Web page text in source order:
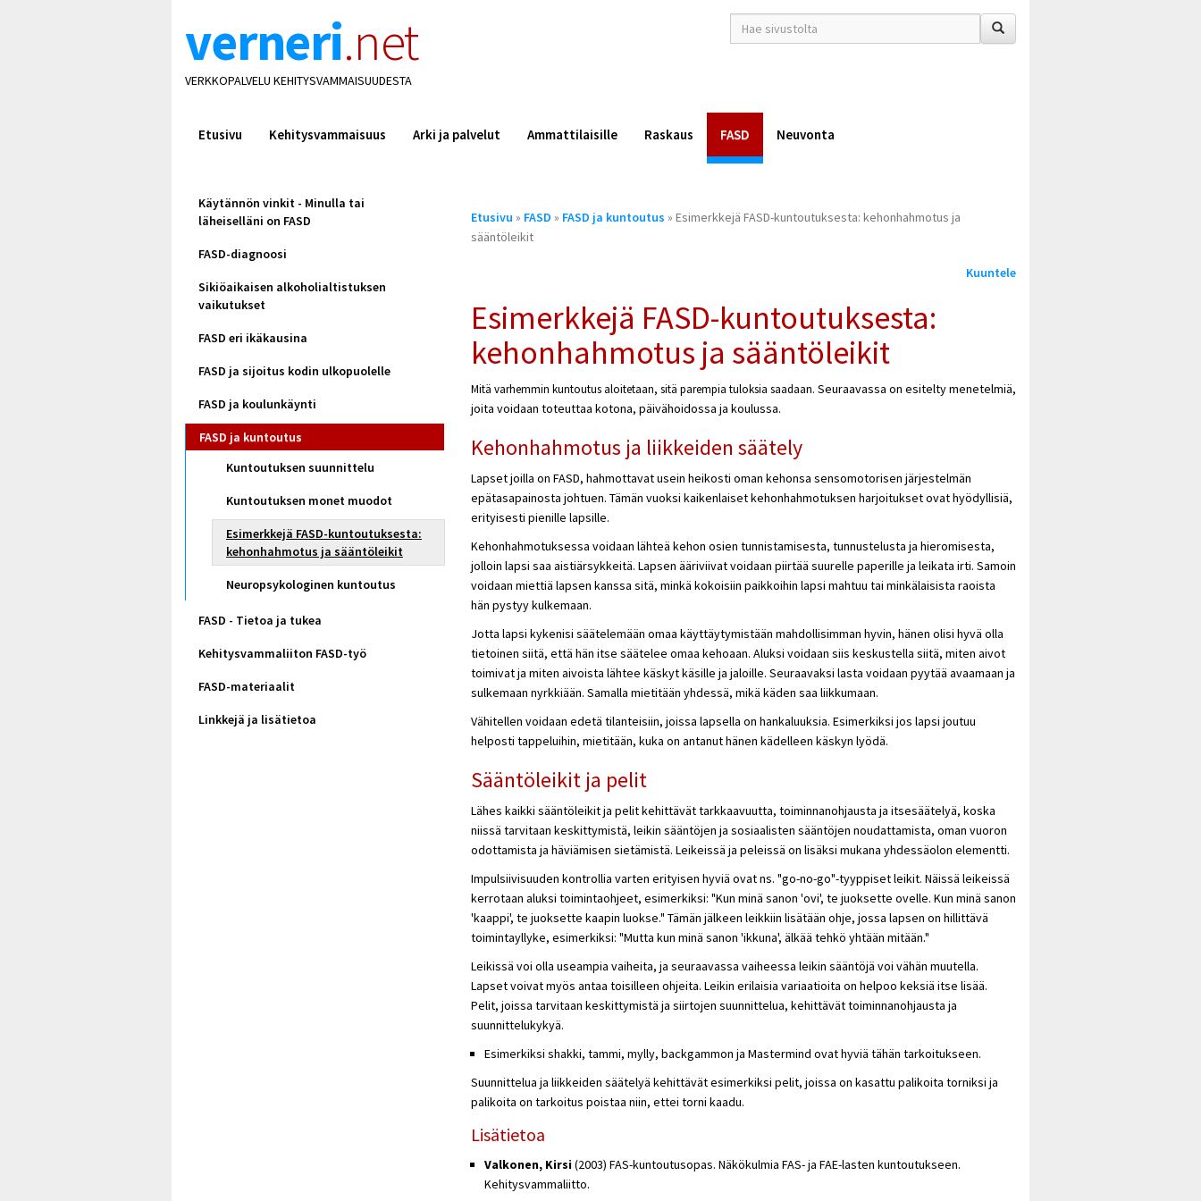
verneri.net
VERKKOPALVELU KEHITYSVAMMAISUUDESTA
hakusana(t)
*
Etusivu Kehitysvammaisuus Arki ja palvelut Ammattilaisille Raskaus FASD Neuvonta
Käytännön vinkit - Minulla tai
läheiselläni on FASD
FASD-diagnoosi
Sikiöaikaisen alkoholialtistuksen
vaikutukset
FASD eri ikäkausina
FASD ja sijoitus kodin ulkopuolelle
FASD ja koulunkäynti
FASD ja kuntoutus
Kuntoutuksen suunnittelu
Kuntoutuksen monet muodot
Esimerkkejä FASD-kuntoutuksesta:
kehonhahmotus ja sääntöleikit
Neuropsykologinen kuntoutus
FASD - Tietoa ja tukea
Kehitysvammaliiton FASD-työ
FASD-materiaalit
Linkkejä ja lisätietoa
Olet
täällä
Etusivu » FASD » FASD ja kuntoutus » Esimerkkejä FASD-kuntoutuksesta: kehonhahmotus ja
sääntöleikit
Kuuntele
Esimerkkejä FASD-kuntoutuksesta:
kehonhahmotus ja sääntöleikit
Mitä varhemmin kuntoutus aloitetaan, sitä parempia tuloksia saadaan. Seuraavassa on esitelty menetelmiä,
joita voidaan toteuttaa kotona, päivähoidossa ja koulussa.
Kehonhahmotus ja liikkeiden säätely
Lapset joilla on FASD, hahmottavat usein heikosti oman kehonsa sensomotorisen järjestelmän
epätasapainosta johtuen. Tämän vuoksi kaikenlaiset kehonhahmotuksen harjoitukset ovat hyödyllisiä,
erityisesti pienille lapsille.
Kehonhahmotuksessa voidaan lähteä kehon osien tunnistamisesta, tunnustelusta ja hieromisesta,
jolloin lapsi saa aistiärsykkeitä. Lapsen ääriviivat voidaan piirtää suurelle paperille ja leikata irti. Samoin
voidaan miettiä lapsen kanssa sitä, minkä kokoisiin paikkoihin lapsi mahtuu tai minkälaisista raoista
hän pystyy kulkemaan.
Jotta lapsi kykenisi säätelemään omaa käyttäytymistään mahdollisimman hyvin, hänen olisi hyvä olla
tietoinen siitä, että hän itse säätelee omaa kehoaan. Aluksi voidaan siis keskustella siitä, miten aivot
toimivat ja miten aivoista lähtee käskyt käsille ja jaloille. Seuraavaksi lasta voidaan pyytää avaamaan ja
sulkemaan nyrkkiään. Samalla mietitään yhdessä, mikä käden saa liikkumaan.
Vähitellen voidaan edetä tilanteisiin, joissa lapsella on hankaluuksia. Esimerkiksi jos lapsi joutuu
helposti tappeluihin, mietitään, kuka on antanut hänen kädelleen käskyn lyödä.
Sääntöleikit ja pelit
Lähes kaikki sääntöleikit ja pelit kehittävät tarkkaavuutta, toiminnanohjausta ja itsesäätelyä, koska
niissä tarvitaan keskittymistä, leikin sääntöjen ja sosiaalisten sääntöjen noudattamista, oman vuoron
odottamista ja häviämisen sietämistä. Leikeissä ja peleissä on lisäksi mukana yhdessäolon elementti.
Impulsiivisuuden kontrollia varten erityisen hyviä ovat ns. "go-no-go"-tyyppiset leikit. Näissä leikeissä
kerrotaan aluksi toimintaohjeet, esimerkiksi: "Kun minä sanon 'ovi', te juoksette ovelle. Kun minä sanon
'kaappi', te juoksette kaapin luokse." Tämän jälkeen leikkiin lisätään ohje, jossa lapsen on hillittävä
toimintayllyke, esimerkiksi: "Mutta kun minä sanon 'ikkuna', älkää tehkö yhtään mitään."
Leikissä voi olla useampia vaiheita, ja seuraavassa vaiheessa leikin sääntöjä voi vähän muutella.
Lapset voivat myös antaa toisilleen ohjeita. Leikin erilaisia variaatioita on helpoo keksiä itse lisää.
Pelit, joissa tarvitaan keskittymistä ja siirtojen suunnittelua, kehittävät toiminnanohjausta ja
suunnittelukykyä.
Esimerkiksi shakki, tammi, mylly, backgammon ja Mastermind ovat hyviä tähän tarkoitukseen.
Suunnittelua ja liikkeiden säätelyä kehittävät esimerkiksi pelit, joissa on kasattu palikoita torniksi ja
palikoita on tarkoitus poistaa niin, ettei torni kaadu.
Lisätietoa
Valkonen, Kirsi(2003) FAS-kuntoutusopas. Näkökulmia FAS- ja FAE-lasten kuntoutukseen.
Kehitysvammaliitto.